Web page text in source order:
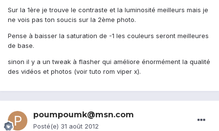
Sur la 1ère je trouve le contraste et la luminosité meilleurs mais je
ne vois pas ton soucis sur la 2ème photo.
Pense à baisser la saturation de -1 les couleurs seront meilleures
de base.
sinon il y a un tweak à flasher qui améliore énormément la qualité
des vidéos et photos (voir tuto rom viper x).
poumpoumk@msn.com
Posté(e) 31 août 2012